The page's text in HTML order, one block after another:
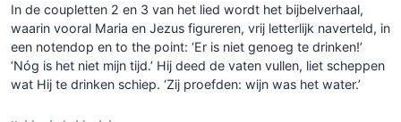
In de coupletten 2 en 3 van het lied wordt het bijbelverhaal,
waarin vooral Maria en Jezus figureren, vrij letterlijk naverteld, in
een notendop en to the point: ‘Er is niet genoeg te drinken!’
‘Nóg is het niet mijn tijd.’ Hij deed de vaten vullen, liet scheppen
wat Hij te drinken schiep. ‘Zij proefden: wijn was het water.’